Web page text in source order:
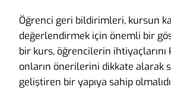
Öğrenci geri bildirimleri, kursun
değerlendirmek için önemli bir
bir kurs, öğrencilerin ihtiyaçlarını
onların önerilerini dikkate alarak
geliştiren bir yapıya sahip